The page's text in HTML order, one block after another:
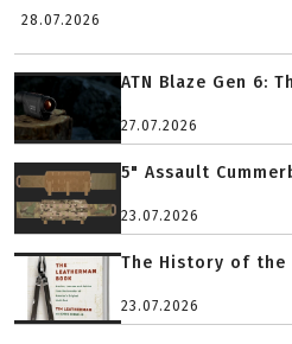
28.07.2026
ATN Blaze Gen 6:
27.07.2026
5" Assault
23.07.2026
The History of the
23.07.2026